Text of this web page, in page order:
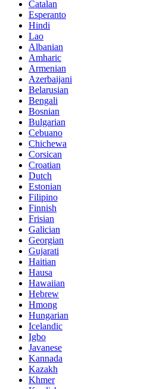
Catalan
Esperanto
Hindi
Lao
Albanian
Amharic
Armenian
Azerbaijani
Belarusian
Bengali
Bosnian
Bulgarian
Cebuano
Chichewa
Corsican
Croatian
Dutch
Estonian
Filipino
Finnish
Frisian
Galician
Georgian
Gujarati
Haitian
Hausa
Hawaiian
Hebrew
Hmong
Hungarian
Icelandic
Igbo
Javanese
Kannada
Kazakh
Khmer